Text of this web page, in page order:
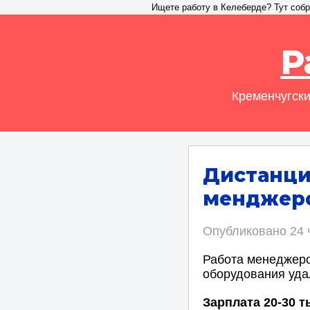
Ищете работу в Келеберде? Тут
Опубликовано 24
Работа
оборудования
Зарплата 20-30